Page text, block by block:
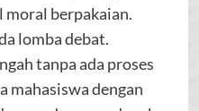
moral berpakaian.
lomba debat.
tanpa ada proses
mahasiswa dengan